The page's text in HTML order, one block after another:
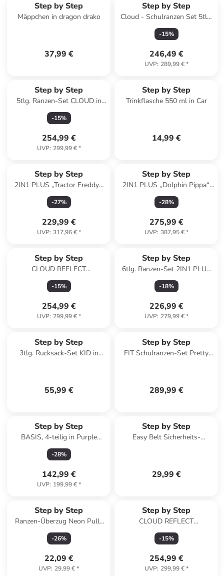
Step by Step
Mäppchen in dragon drako
37,99 €
Step by Step
Cloud - Schulranzen Set 5tlg.
(Police Truck Charly) in Sweet
Unicorn Nuala
-15%
246,49 €
UVP: 289,99 €*
Step by Step
5tlg. Ranzen-Set CLOUD in
Space Craft Spike
-15%
254,99 €
UVP: 299,99 €*
Step by Step
Trinkflasche 550 ml in Car
14,99 €
Step by Step
2IN1 PLUS „Tractor Freddy“,
9-teilig, blau in Tractor Freddy
-27%
229,99 €
UVP: 317,96 €*
Step by Step
2IN1 PLUS „Dolphin Pippa“,
10-teilig, blau in Dolphin
Pippa
-28%
275,99 €
UVP: 387,95 €*
Step by Step
CLOUD REFLECT
Schulranzen-Set Seashell
Pearl 5-tlg. in blau
-15%
254,99 €
UVP: 299,99 €*
Step by Step
6tlg. Ranzen-Set 2IN1 PLUS
in Tractor Freddy
-18%
226,99 €
UVP: 279,99 €*
Step by Step
3tlg. Rucksack-Set KID in
55,99 €
Step by Step
FIT Schulranzen-Set Pretty
289,99 €
Step by Step
BASIS, 4-teilig in Purple
Konfetti
-28%
142,99 €
UVP: 199,99 €*
Step by Step
Easy Belt Sicherheits-
29,99 €
Step by Step
Ranzen-Überzug Neon Pull-
Over für SPACE in Gelb
-26%
22,09 €
UVP: 29,99 €*
Step by Step
CLOUD REFLECT
Schulranzen-Set Rocket Novo
5-tlg. in blau
-15%
254,99 €
UVP: 299,99 €*